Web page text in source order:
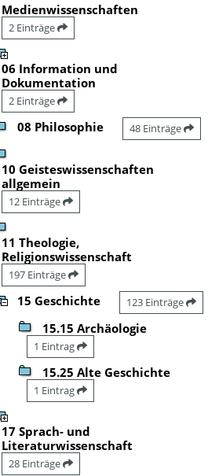
Medienwissenschaften
2 Einträge
06 Information und
Dokumentation
2 Einträge
08 Philosophie 48 Einträge
10 Geisteswissenschaften
allgemein
12 Einträge
11 Theologie,
Religionswissenschaft
197 Einträge
15 Geschichte 123 Einträge
15.15 Archäologie
1 Eintrag
15.25 Alte Geschichte
1 Eintrag
17 Sprach- und
Literaturwissenschaft
28 Einträge